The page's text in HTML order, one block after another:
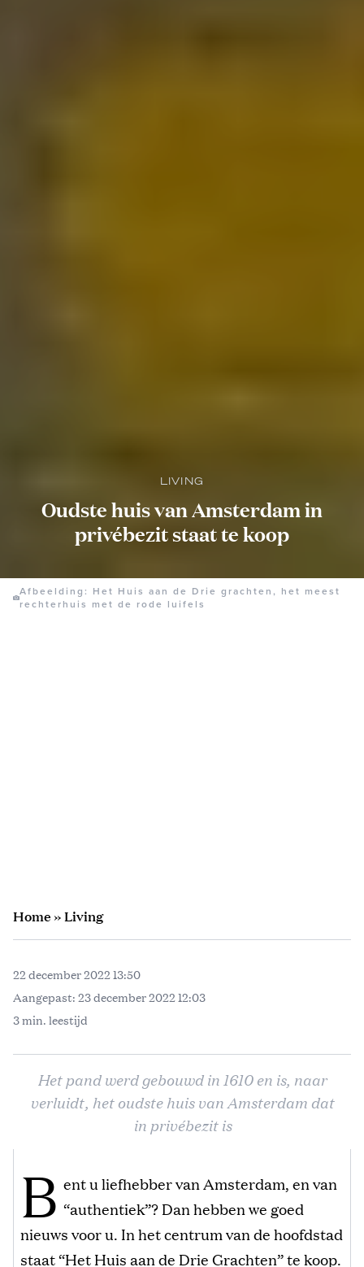
LIVING
Oudste huis van Amsterdam in
privébezit staat te koop
Afbeelding: Het Huis aan de Drie grachten, het meest
rechterhuis met de rode luifels
Home»Living
22 december 2022 13:50
Aangepast: 23 december 2022 12:03
3 min. leestijd
Het pand werd gebouwd in 1610 en is, naar
verluidt, het oudste huis van Amsterdam dat
in privébezit is
B ent u liefhebber van Amsterdam, en van
“authentiek”? Dan hebben we goed
nieuws voor u. In het centrum van de hoofdstad
staat “Het Huis aan de Drie Grachten” te koop.